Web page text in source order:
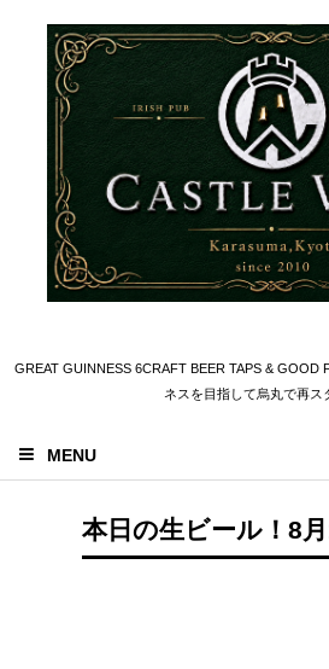
GREAT GUINNESS 6CRAFT BEER TAPS & GOOD
ネスを目指して烏丸で再ス
MENU
本日の生ビール！8